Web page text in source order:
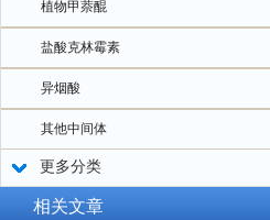
植物甲萘醌
盐酸克林霉素
异烟酸
其他中间体
更多分类
相关文章